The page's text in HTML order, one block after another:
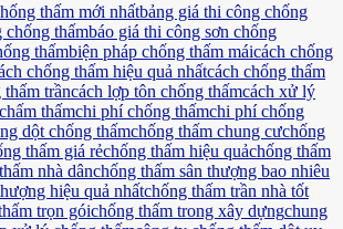
thấm mới nhấtbảng giá thi công chống
chống thấmbáo giá thi công sơn chống
thấmbiện pháp chống thấm máicách chống
chống thấm hiệu quả nhấtcách chống thấm
thấm trầncách lợp tôn chống thấmcách xử lý
chấm thấmchi phí chống thấmchi phí chống
dột chống thấmchống thấm chung cưchống
thấm giá rẻchống thấm hiệu quảchống thấm
nhà dânchống thấm sân thượng bao nhiêu
hiệu quả nhấtchống thấm trần nhà tốt
trọn góichống thấm trong xây dựngchung